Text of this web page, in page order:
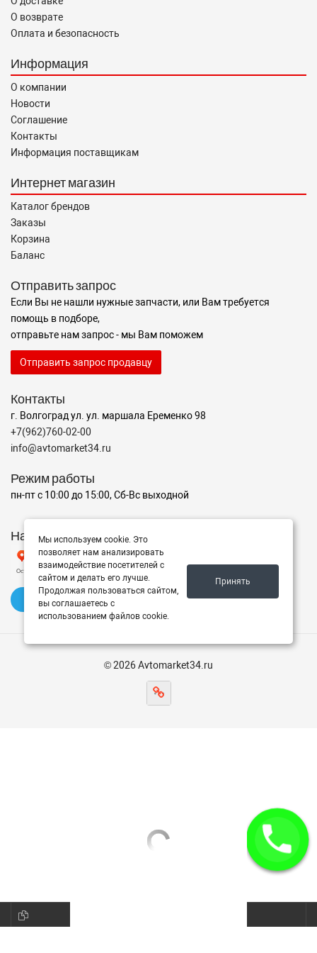
О возврате
Оплата и безопасность
Информация
О компании
Новости
Соглашение
Контакты
Информация поставщикам
Интернет магазин
Каталог брендов
Заказы
Корзина
Баланс
Отправить запрос
Если Вы не нашли нужные запчасти, или Вам требуется
помощь в подборе,
отправьте нам запрос - мы Вам поможем
Отправить запрос продавцу
Контакты
г. Волгоград ул. ул. маршала Еременко 98
+7(962)760-02-00
info@avtomarket34.ru
Режим работы
пн-пт с 10:00 до 15:00, Сб-Вс выходной
Наш рейтинг на Яндексе
✍️ Оставить отзыв
© 2026 Avtomarket34.ru
Мы используем cookie. Это
позволяет нам анализировать
взаимодействие посетителей с
сайтом и делать его лучше.
Продолжая пользоваться сайтом,
вы соглашаетесь с
использованием файлов cookie.
Принять